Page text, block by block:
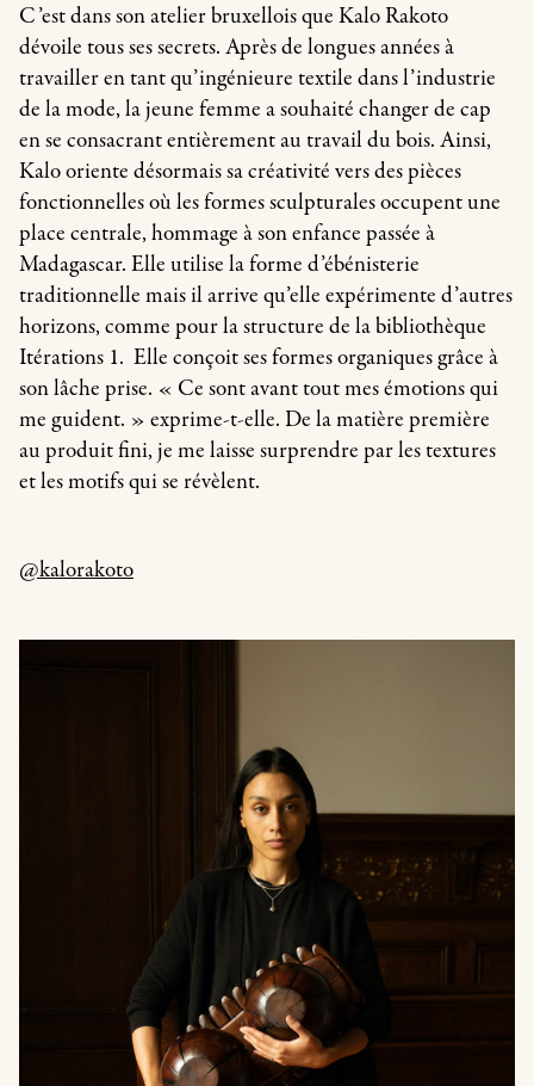
C’est dans son atelier bruxellois que Kalo Rakoto
dévoile tous ses secrets. Après de longues années à
travailler en tant qu’ingénieure textile dans l’industrie
de la mode, la jeune femme a souhaité changer de cap
en se consacrant entièrement au travail du bois. Ainsi,
Kalo oriente désormais sa créativité vers des pièces
fonctionnelles où les formes sculpturales occupent une
place centrale, hommage à son enfance passée à
Madagascar. Elle utilise la forme d’ébénisterie
traditionnelle mais il arrive qu’elle expérimente d’autres
horizons, comme pour la structure de la bibliothèque
Itérations 1. Elle conçoit ses formes organiques grâce à
son lâche prise. « Ce sont avant tout mes émotions qui
me guident. » exprime-t-elle. De la matière première
au produit fini, je me laisse surprendre par les textures
et les motifs qui se révèlent.
@kalorakoto